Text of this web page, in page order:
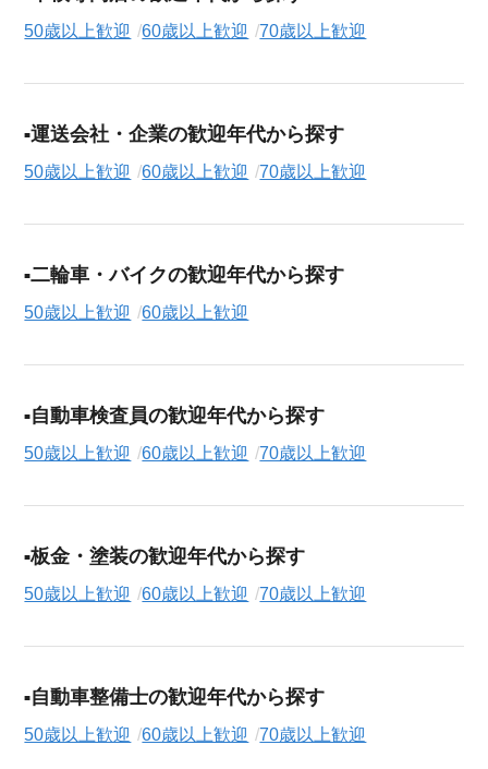
50歳以上歓迎 60歳以上歓迎 70歳以上歓迎
運送会社・企業の歓迎年代から探す
50歳以上歓迎 60歳以上歓迎 70歳以上歓迎
二輪車・バイクの歓迎年代から探す
50歳以上歓迎 60歳以上歓迎
自動車検査員の歓迎年代から探す
50歳以上歓迎 60歳以上歓迎 70歳以上歓迎
板金・塗装の歓迎年代から探す
50歳以上歓迎 60歳以上歓迎 70歳以上歓迎
自動車整備士の歓迎年代から探す
50歳以上歓迎 60歳以上歓迎 70歳以上歓迎